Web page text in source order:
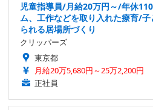
児童指導員/月給20万円～/年休
ム、工作などを取り入れた療育/
られる居場所づくり
クリッパーズ
東京都
月給20万5,680円～25万2,200円
正社員